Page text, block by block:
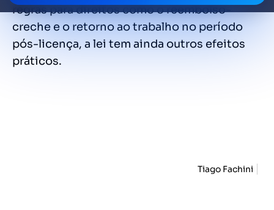
regras para direitos como o reembolso-
creche e o retorno ao trabalho no período
pós-licença, a lei tem ainda outros efeitos
práticos.
Tiago Fachini